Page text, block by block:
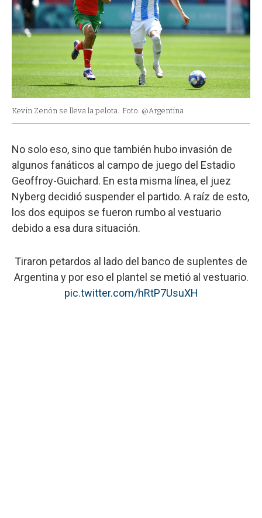
Kevin Zenón se lleva la pelota. Foto: @Argentina
No solo eso, sino que también hubo invasión de
algunos fanáticos al campo de juego del Estadio
Geoffroy-Guichard. En esta misma línea, el juez
Nyberg decidió suspender el partido. A raíz de esto,
los dos equipos se fueron rumbo al vestuario
debido a esa dura situación.
Tiraron petardos al lado del banco de suplentes de
Argentina y por eso el plantel se metió al vestuario.
pic.twitter.com/hRtP7UsuXH